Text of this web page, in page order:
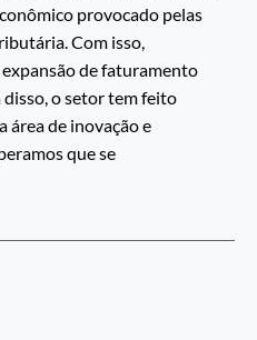
provocado pelas
Com isso,
de faturamento
disso, o setor tem feito
de inovação e
que se